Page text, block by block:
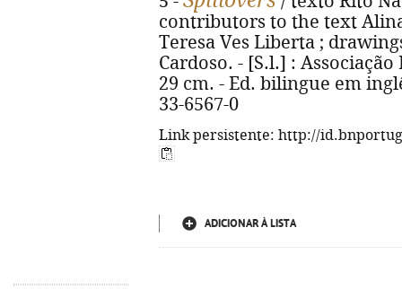
contributors to the text
Teresa Ves Liberta ;
Cardoso. - [S.l.] :
29 cm. - Ed. bilingue em
33-6567-0
Link persistente: http://
ADICIONAR À LISTA